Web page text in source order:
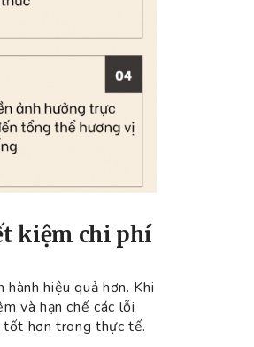
kiệm chi phí
hành hiệu quả hơn. Khi
và hạn chế các lỗi
tốt hơn trong thực tế.